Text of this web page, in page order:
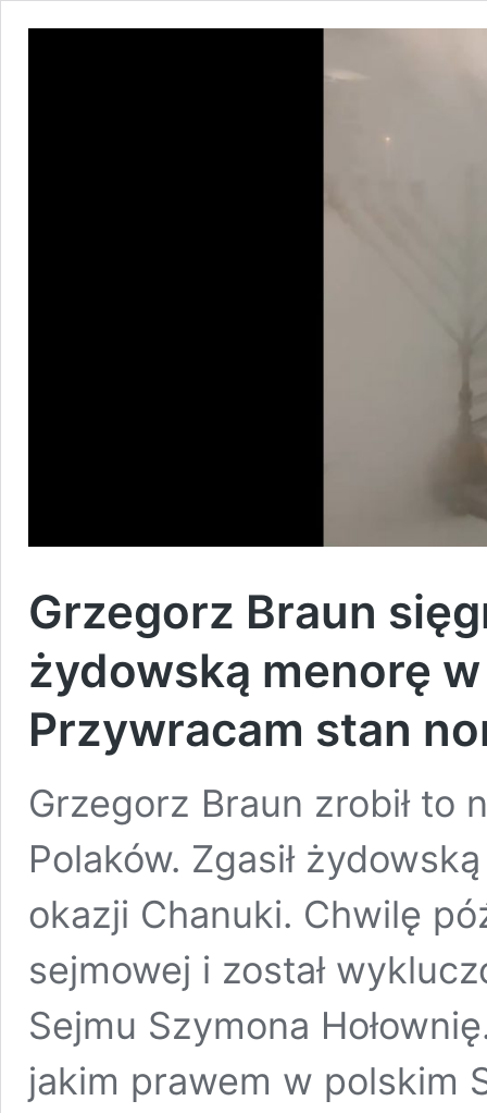
Grzegorz Braun
żydowską menorę w
Przywracam stan
Grzegorz Braun zrobił to
Polaków. Zgasił
okazji Chanuki. Chwilę
sejmowej i został
Sejmu Szymona
jakim prawem w polskim